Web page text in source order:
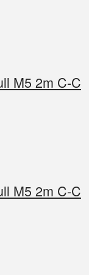
M5 2m C-C
M5 2m C-C